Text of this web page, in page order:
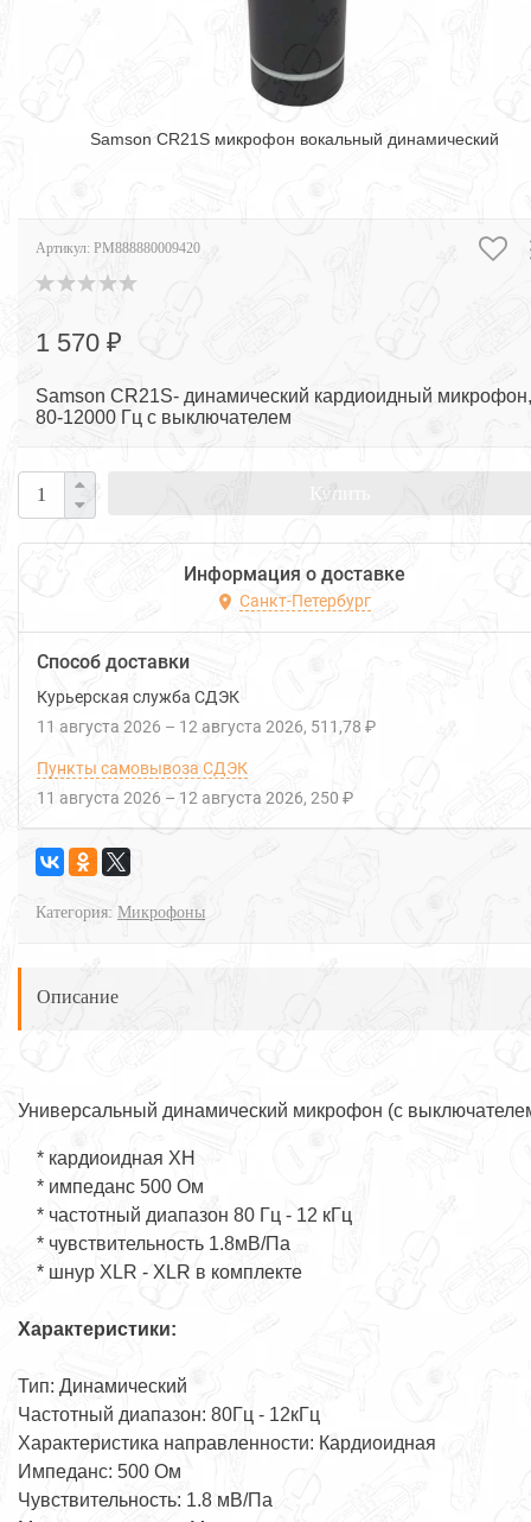
Samson CR21S микрофон вокальный динамический
Артикул: PM888880009420
1 570 ₽
Samson CR21S- динамический кардиоидный микрофон,
80-12000 Гц с выключателем
Купить
Информация о доставке
Санкт-Петербург
Способ доставки
Курьерская служба СДЭК
11 августа 2026 – 12 августа 2026 511,78 ₽
Пункты самовывоза СДЭК
11 августа 2026 – 12 августа 2026 250 ₽
Категория: Микрофоны
Описание
Универсальный динамический микрофон (c
* кардиоидная ХН
* импеданс 500 Ом
* частотный диапазон 80 Гц - 12 кГц
* чувствительность 1.8мВ/Па
* шнур XLR - XLR в комплекте
Характеристики:
Тип: Динамический
Частотный диапазон: 80Гц - 12кГц
Характеристика направленности: Кардиоидная
Импеданс: 500 Ом
Чувствительность: 1.8 мВ/Па